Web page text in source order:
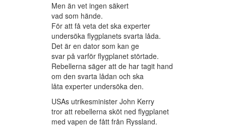
Men än vet ingen säkert
vad som hände.
För att få veta det ska experter
undersöka flygplanets svarta låda.
Det är en dator som kan ge
svar på varför flygplanet störtade.
Rebellerna säger att de har tagit hand
om den svarta lådan och ska
låta experter undersöka den.
USAs utrikesminister John Kerry
tror att rebellerna sköt ned flygplanet
med vapen de fått från Ryssland.